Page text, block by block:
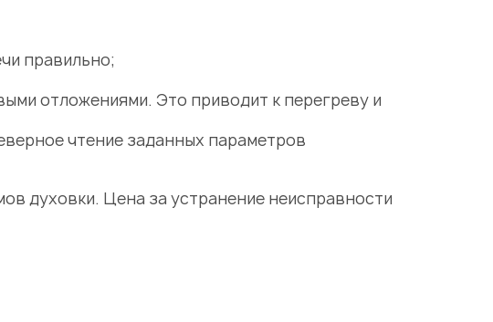
правильно;
отложениями. Это приводит к перегреву и
чтение заданных параметров
духовки. Цена за устранение неисправности